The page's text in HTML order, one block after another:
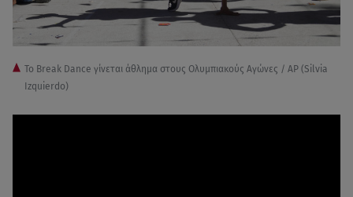
Το Break Dance γίνεται άθλημα στους Ολυμπιακούς Αγώνες / AP (Silvia
Izquierdo)